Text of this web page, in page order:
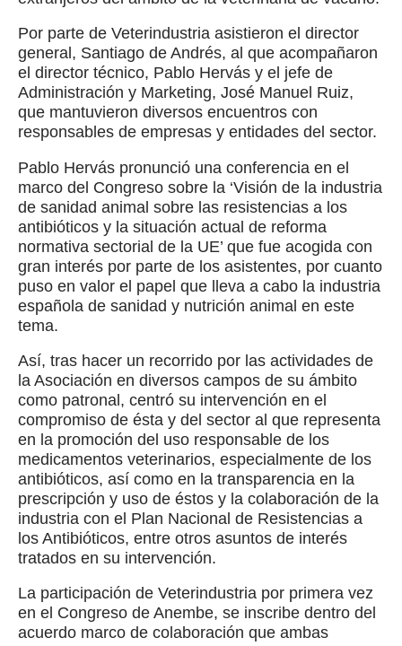
Por parte de Veterindustria asistieron el director
general, Santiago de Andrés, al que acompañaron
el director técnico, Pablo Hervás y el jefe de
Administración y Marketing, José Manuel Ruiz,
que mantuvieron diversos encuentros con
responsables de empresas y entidades del sector.
Pablo Hervás pronunció una conferencia en el
marco del Congreso sobre la ‘Visión de la industria
de sanidad animal sobre las resistencias a los
antibióticos y la situación actual de reforma
normativa sectorial de la UE’ que fue acogida con
gran interés por parte de los asistentes, por cuanto
puso en valor el papel que lleva a cabo la industria
española de sanidad y nutrición animal en este
tema.
Así, tras hacer un recorrido por las actividades de
la Asociación en diversos campos de su ámbito
como patronal, centró su intervención en el
compromiso de ésta y del sector al que representa
en la promoción del uso responsable de los
medicamentos veterinarios, especialmente de los
antibióticos, así como en la transparencia en la
prescripción y uso de éstos y la colaboración de la
industria con el Plan Nacional de Resistencias a
los Antibióticos, entre otros asuntos de interés
tratados en su intervención.
La participación de Veterindustria por primera vez
en el Congreso de Anembe, se inscribe dentro del
acuerdo marco de colaboración que ambas